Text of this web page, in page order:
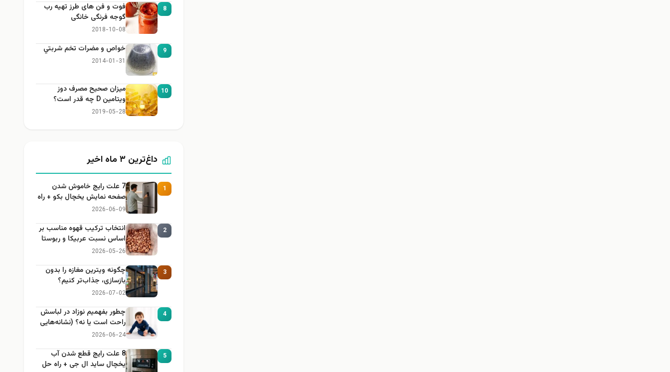
8
فوت و فن های طرز تهیه رب
گوجه فرنگی خانگی
2018-10-08
9 خواص و مضرات تخم شربتي
2014-01-31
10
میزان صحیح مصرف دوز
ویتامین D چه قدر است؟
2019-05-28
داغ‌ترین ۳ ماه اخیر
1
7 علت رایج خاموش شدن
صفحه نمایش یخچال بکو + راه
حل
2026-06-09
2
انتخاب ترکیب قهوه مناسب بر
اساس نسبت عربیکا و ربوستا
2026-05-26
3
چگونه ویترین مغازه را بدون
بازسازی، جذاب‌تر کنیم؟
2026-07-02
4
چطور بفهمیم نوزاد در لباسش
راحت است یا نه؟ (نشانه‌هایی
که هر مادر باید بداند)
2026-06-24
5
8 علت رایج قطع شدن آب
یخچال ساید ال جی + راه حل